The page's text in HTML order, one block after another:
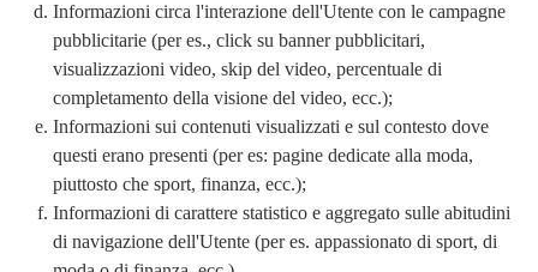
Informazioni circa l'interazione dell'Utente con le campagne
pubblicitarie (per es., click su banner pubblicitari,
visualizzazioni video, skip del video, percentuale di
completamento della visione del video, ecc.);
Informazioni sui contenuti visualizzati e sul contesto dove
questi erano presenti (per es: pagine dedicate alla moda,
piuttosto che sport, finanza, ecc.);
Informazioni di carattere statistico e aggregato sulle abitudini
di navigazione dell'Utente (per es. appassionato di sport, di